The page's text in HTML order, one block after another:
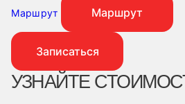
Маршрут Маршрут
Записаться
УЗНАЙТЕ